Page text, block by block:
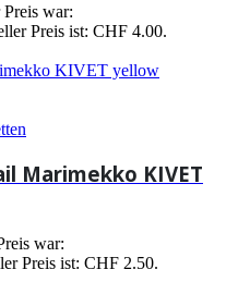
war:
Preis ist: CHF 4.00.
Marimekko KIVET
war:
Preis ist: CHF 2.50.